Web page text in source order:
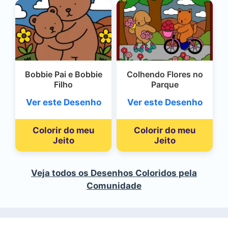
Bobbie Pai e Bobbie
Filho
Ver este Desenho
Colorir do meu
Jeito
Colhendo Flores no
Parque
Ver este Desenho
Colorir do meu
Jeito
Veja todos os Desenhos Coloridos pela
Comunidade